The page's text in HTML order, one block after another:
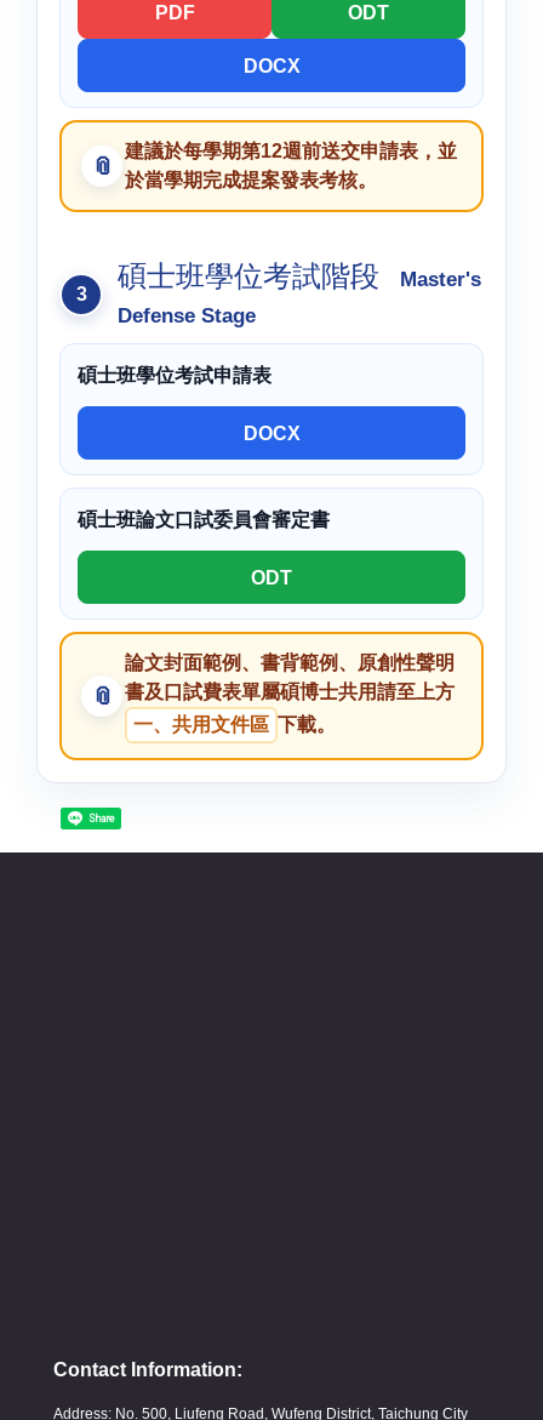
PDF ODT
DOCX
建議於每學期第12週前送交申請表，並
於當學期完成提案發表考核。
碩士班學位考試階段
Master's
Defense Stage
碩士班學位考試申請表
DOCX
碩士班論文口試委員會審定書
ODT
論文封面範例、書背範例、原創性聲明
書及口試費表單屬碩博士共用請至上方
一、共用文件區 下載。
Share
Contact Information:
Address: No. 500, Liufeng Road, Wufeng District, Taichung City